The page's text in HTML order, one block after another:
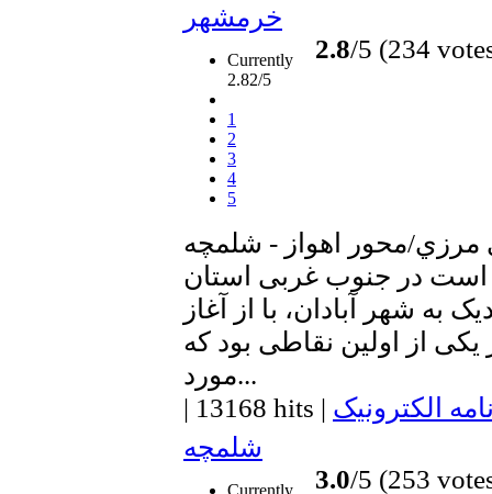
خرمشهر
Currently
2.82/5
1
2
3
4
5
2.8/5 (234
مرزي/محور اهواز - شلمچه
در جنوب غربی استان
به شهر آبادان، با از آغاز
از اولین نقاطی بود که
مورد...
| 13168 hits | الکترونیک
شلمچه
3.0/5 (253